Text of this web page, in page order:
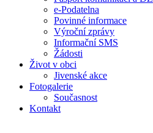
e-Podatelna
Povinné informace
Výroční zprávy
Informační SMS
Žádosti
Život v obci
Jivenské akce
Fotogalerie
Současnost
Kontakt